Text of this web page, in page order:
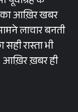
फाइल शासन से
से छिपी नहीं है।
देने का दम भर
बाद स्थानीय
मीडिया में
आख़िर खबर
लाचार बनती
रास्ता भी
आख़िर ख़बर ही